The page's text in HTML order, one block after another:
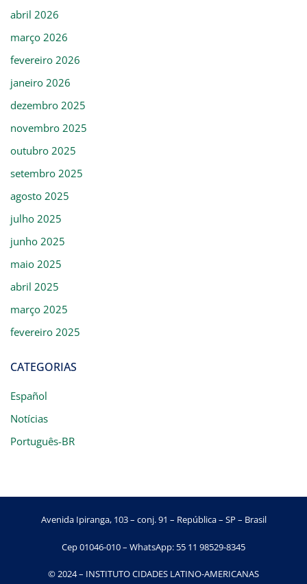
abril 2026
março 2026
fevereiro 2026
janeiro 2026
dezembro 2025
novembro 2025
outubro 2025
setembro 2025
agosto 2025
julho 2025
junho 2025
maio 2025
abril 2025
março 2025
fevereiro 2025
CATEGORIAS
Español
Notícias
Português-BR
Avenida Ipiranga, 103 – conj. 91 – República – SP – Brasil
Cep 01046-010 – WhatsApp: 55 11 98529-8345
© 2024 – INSTITUTO CIDADES LATINO-AMERICANAS